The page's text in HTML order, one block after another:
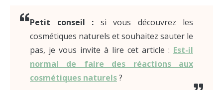
Petit conseil : si vous découvrez les
cosmétiques naturels et souhaitez sauter le
pas, je vous invite à lire cet article : Est-il
normal de faire des réactions aux
cosmétiques naturels?